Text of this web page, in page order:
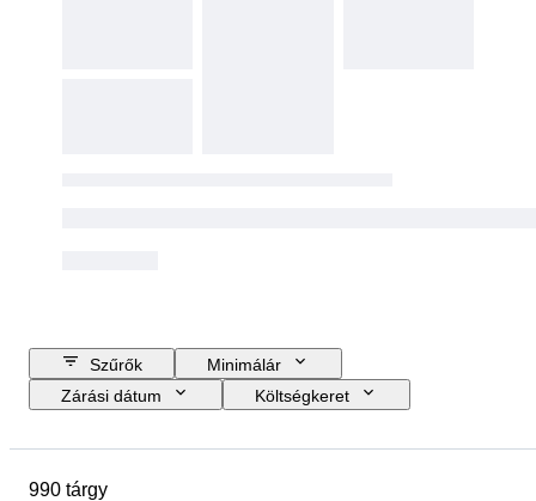
Szűrők
Minimálár
Zárási dátum
Költségkeret
Country of origin
990 tárgy